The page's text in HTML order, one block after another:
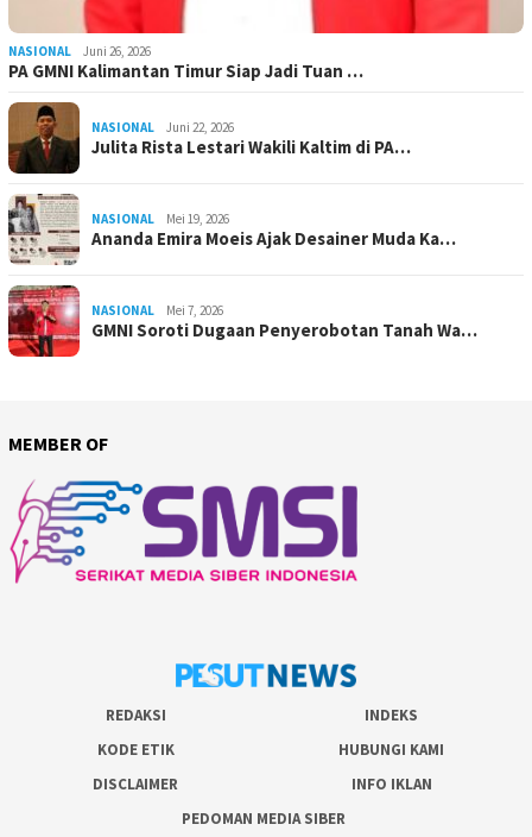
NASIONAL Juni 26, 2026
PA GMNI Kalimantan Timur Siap Jadi Tuan …
NASIONAL Juni 22, 2026
Julita Rista Lestari Wakili Kaltim di PA…
NASIONAL Mei 19, 2026
Ananda Emira Moeis Ajak Desainer Muda Ka…
NASIONAL Mei 7, 2026
GMNI Soroti Dugaan Penyerobotan Tanah Wa…
MEMBER OF
REDAKSI
INDEKS
KODE ETIK
HUBUNGI KAMI
DISCLAIMER
INFO IKLAN
PEDOMAN MEDIA SIBER